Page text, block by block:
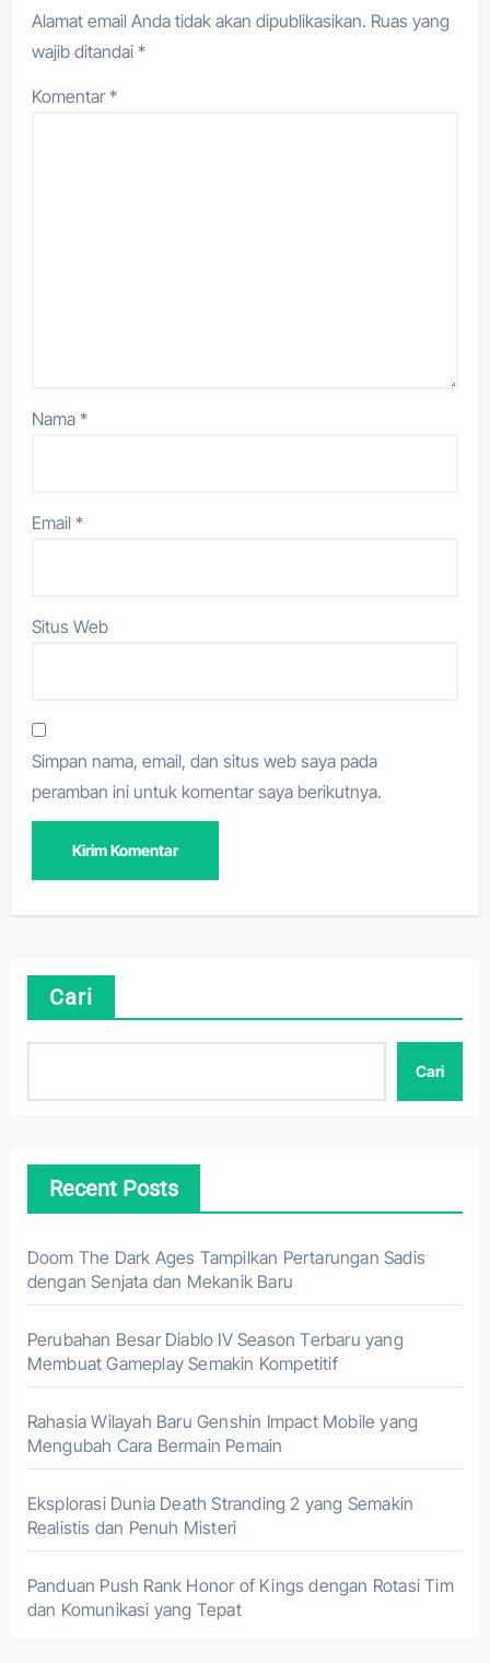
Alamat email Anda tidak akan dipublikasikan. Ruas yang
wajib ditandai*
Komentar*
Nama*
Email*
Situs Web
Simpan nama, email, dan situs web saya pada
peramban ini untuk komentar saya berikutnya.
Cari
Cari
Recent Posts
Doom The Dark Ages Tampilkan Pertarungan Sadis
dengan Senjata dan Mekanik Baru
Perubahan Besar Diablo IV Season Terbaru yang
Membuat Gameplay Semakin Kompetitif
Rahasia Wilayah Baru Genshin Impact Mobile yang
Mengubah Cara Bermain Pemain
Eksplorasi Dunia Death Stranding 2 yang Semakin
Realistis dan Penuh Misteri
Panduan Push Rank Honor of Kings dengan Rotasi Tim
dan Komunikasi yang Tepat